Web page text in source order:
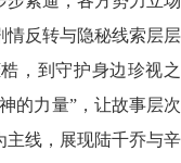
情反转与隐秘线索层层
，到守护身边珍视之
的力量”，让故事层次
主线，展现陆千乔与辛